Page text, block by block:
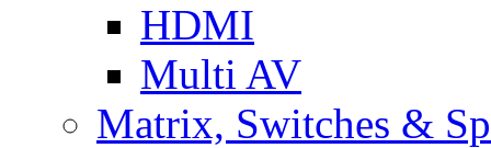
HDMI
Multi AV
Matrix, Switches &